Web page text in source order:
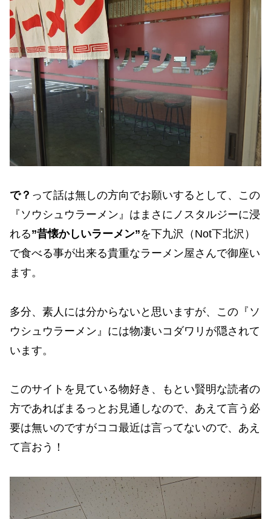
で？ って話は無しの方向でお願いするとして、この
『ソウシュウラーメン』はまさにノスタルジーに浸
れる”昔懐かしいラーメン”を下九沢（Not下北沢）
で食べる事が出来る貴重なラーメン屋さんで御座い
ます。
多分、素人には分からないと思いますが、この『ソ
ウシュウラーメン』には物凄いコダワリが隠されて
います。
このサイトを見ている物好き、もとい賢明な読者の
方であればまるっとお見通しなので、あえて言う必
要は無いのですがココ最近は言ってないので、あえ
て言おう！